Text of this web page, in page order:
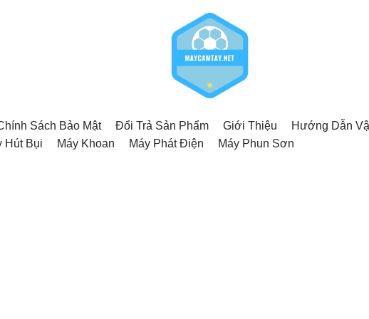
Sách Bảo Mật Đổi Trả Sản Phẩm Giới Thiệu Hướng Dẫn
Hút Bụi Máy Khoan Máy Phát Điện Máy Phun Sơn